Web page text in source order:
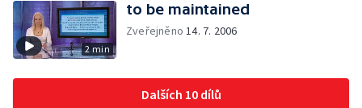
2 min
to be maintained
Zveřejněno14. 7. 2006
Dalších 10 dílů